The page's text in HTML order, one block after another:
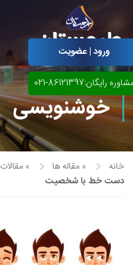
آموزش مجازی گرافیک
نقاشی پاستل
ورود | عضویت
رایگان:86121397-021
خوشنویسی
خانه » مقاله ها » مقالات
دست خط با شخصیت